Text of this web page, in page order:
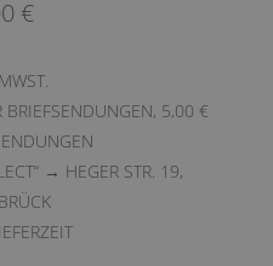
€
BRIEFSENDUNGEN, 5,00 €
→ HEGER STR. 19,